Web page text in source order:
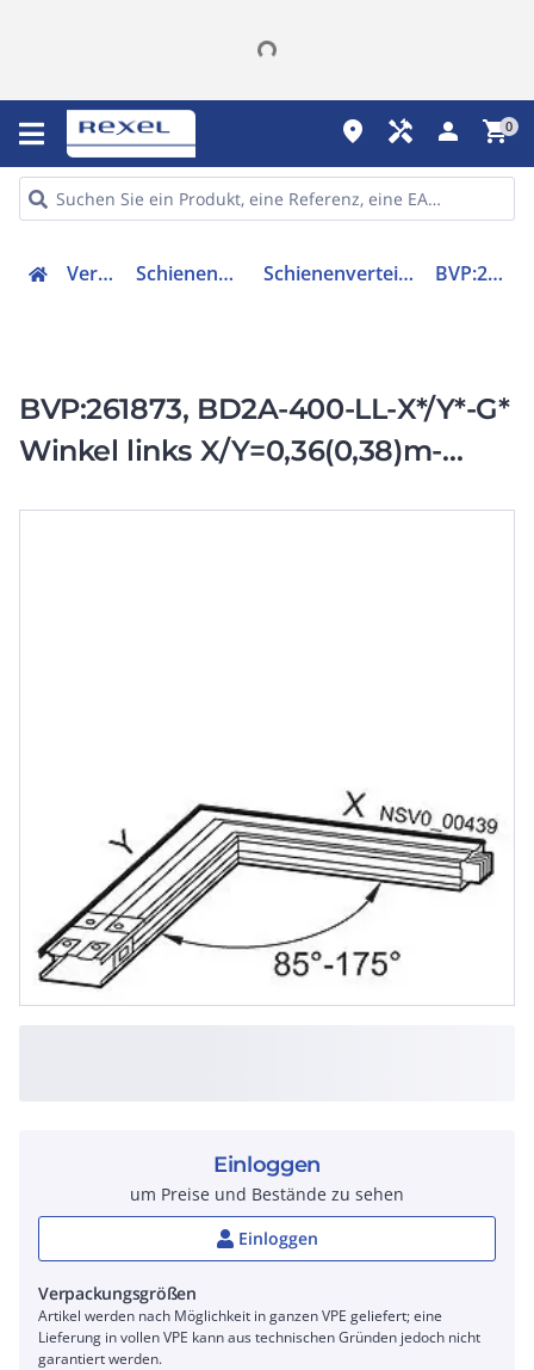
place handyman person shopping_cart0
Verteiler Schienenverteiler Schienenverteilereinheit BVP:261873
BVP:261873, BD2A-400-LL-X*/Y*-G*
Winkel links X/Y=0,36(0,38)m-
Einloggen
um Preise und Bestände zu sehen
Einloggen
Verpackungsgrößen
Artikel werden nach Möglichkeit in ganzen VPE geliefert; eine
Lieferung in vollen VPE kann aus technischen Gründen jedoch nicht
garantiert werden.